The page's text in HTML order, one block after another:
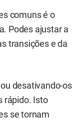
comuns é o
Podes ajustar a
transições e da
desativando-os
rápido. Isto
se tornam